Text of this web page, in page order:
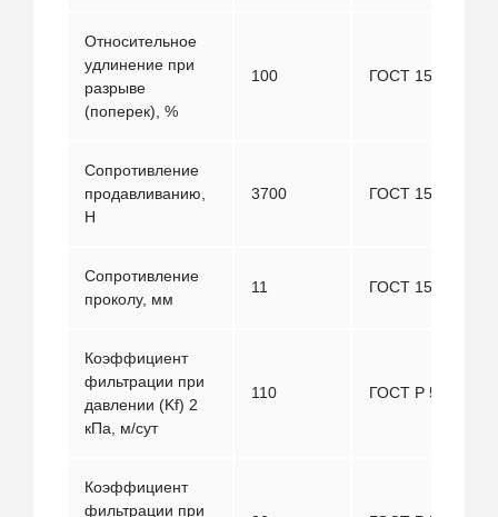
Относительное
удлинение при
разрыве
(поперек), %
100 ГОСТ 15902.3
Сопротивление
продавливанию,
Н
3700 ГОСТ 15902.3
Сопротивление
проколу, мм
11 ГОСТ 15902.2
Коэффициент
фильтрации при
давлении (Kf) 2
кПа, м/сут
110 ГОСТ Р 52608
Коэффициент
фильтрации при